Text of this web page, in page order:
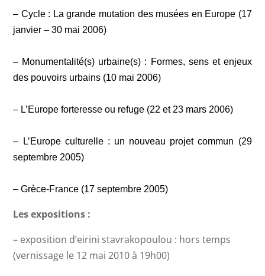
– Cycle : La grande mutation des musées en Europe (17
janvier – 30 mai 2006)
– Monumentalité(s) urbaine(s) : Formes, sens et enjeux
des pouvoirs urbains (10 mai 2006)
– L’Europe forteresse ou refuge (22 et 23 mars 2006)
– L’Europe culturelle : un nouveau projet commun (29
septembre 2005)
– Grèce-France (17 septembre 2005)
Les expositions :
– exposition d’eirini stavrakopoulou : hors temps
(vernissage le 12 mai 2010 à 19h00)